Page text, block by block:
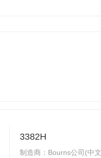
3382H
制造商：Bourns公司(中